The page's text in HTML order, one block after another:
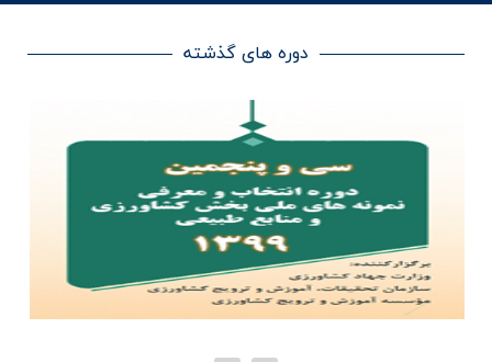
دوره های گذشته